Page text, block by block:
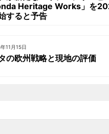
Heritage Works」を
すると予告
11月15日
の欧州戦略と現地の評価